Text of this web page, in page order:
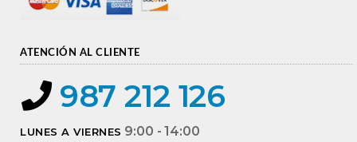
ATENCIÓN AL CLIENTE
987 212 126
LUNES A VIERNES 9:00 - 14:00